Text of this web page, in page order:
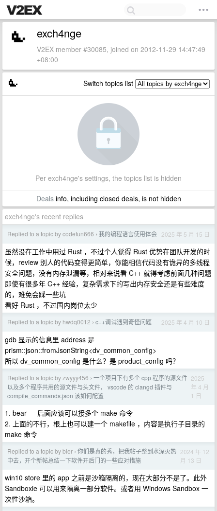
exch4nge
V2EX member #30085, joined on 2012-11-29 14:47:49
+08:00
Switch topics list
Per exch4nge's settings, the topics list is hidden
Dealsinfo, including closed deals, is not hidden
exch4nge's recent replies
Replied to a topic by codefun666 › 我的编程语言使用体会 2025 年 5 月 15 日
虽然没在工作中用过 Rust ，不过个人觉得 Rust 优势在团队开发的时
候，review 别人的代码变得更简单，你能相信代码没有诡异的多线程
安全问题，没有内存泄漏等，相对来说看 C++ 就得考虑前面几种问题
即使有很多年 C++ 经验，复杂需求下的写出内存安全还是有些难度
的，难免会踩一些坑
看好 Rust ，不过国内岗位太少
Replied to a topic by hwdq0012 › c++调试遇到奇怪问题 2025 年 4 月 10 日
gdb 显示的信息里 address 是
prism::json::fromJsonString<dv_common_config>
所以 dv_common_config 是什么？是 product_config 吗？
Replied to a topic by zwyyy456 › 一个项目下有多个 cpp 程序的源文件
以及多个程序共用的源文件与头文件， vscode 的 clangd 插件与
compile_commands.json 该如何配置
2025
年 4 月
1 日
1. bear — 后面应该可以接多个 make 命令
2. 上面的不行，根上也可以建一个 makefile ，内容是执行子目录的
make 命令
Replied to a topic by bler › 你们是真的秀，把我帖子整到水深火热
中去，开个新帖总结一下软件开后门的一些应对措施
2024 年 12
月 13 日
win10 store 里的 app 之前是沙箱隔离的，现在大部分不是了。此外
Sandboxie 可以用来隔离一部分软件。或者用 Windows Sandbox 一
次性沙箱。